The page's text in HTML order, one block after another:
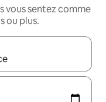
vous sentez comme
ou plus.
les flèches vers le